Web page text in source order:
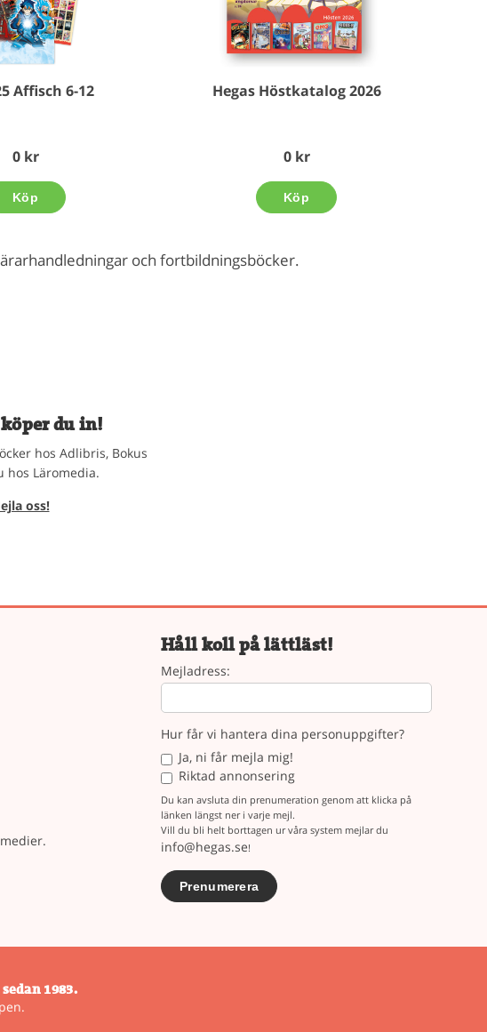
Affisch 6-12
0 kr
Köp
Hegas Höstkatalog 2026
0 kr
Köp
och fortbildningsböcker.
du in!
hos Adlibris, Bokus
hos Läromedia.
oss!
Håll koll på lättläst!
Mejladress:
Hur får vi hantera dina personuppgifter?
Ja, ni får mejla mig!
Riktad annonsering
Du kan avsluta din prenumeration genom att klicka på
länken längst ner i varje mejl.
Vill du bli helt borttagen ur våra system mejlar du
info@hegas.se!
1983.